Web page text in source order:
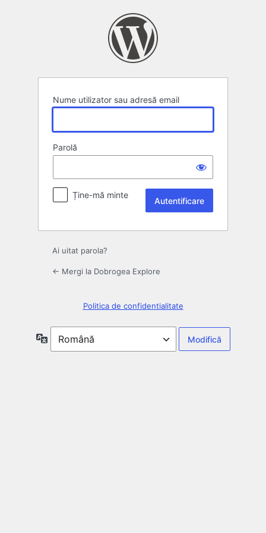
Nume utilizator sau adresă email
Parolă
Ține-mă minte
Ai uitat parola?
← Mergi la Dobrogea Explore
Politica de confidentialitate
Limbă